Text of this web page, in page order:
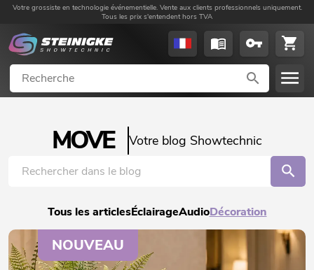
Votre grossiste en technologie événementielle. Vente aux clients professionnels uniquement.
Tous les prix s'entendent hors TVA
MOVE Votre blog Showtechnic
Tous les articlesÉclairageAudioDécoration
NOUVEAU